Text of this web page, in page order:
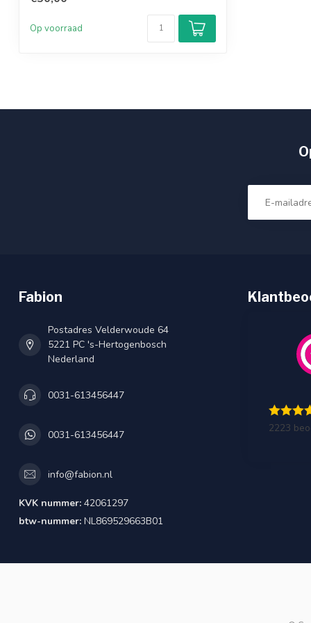
Zéér mooie Katana voor een erge mooie prijs..
Op voorraad
Fabion
Postadres Velderwoude 64
5221 PC 's-Hertogenbosch
Nederland
0031-613456447
0031-613456447
info@fabion.nl
KVK nummer: 42061297
btw-nummer: NL869529663B01
2223